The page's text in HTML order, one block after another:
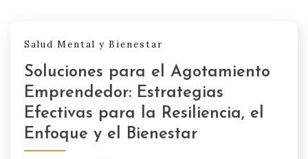
Salud Mental y Bienestar
Soluciones para el Agotamiento
Emprendedor: Estrategias
Efectivas para la Resiliencia, el
Enfoque y el Bienestar